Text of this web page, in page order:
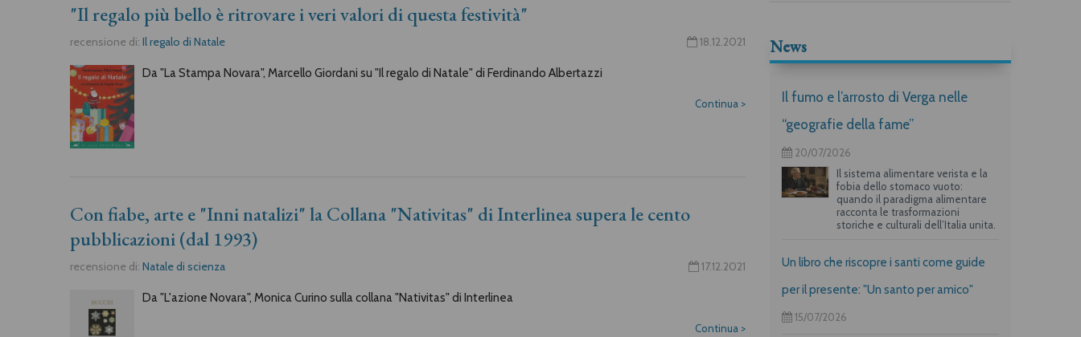
"Il regalo più bello è ritrovare i veri valori di questa festività"
recensione di: Il regalo di Natale 18.12.2021
Da "La Stampa Novara", Marcello Giordani su "Il regalo di Natale" di Ferdinando Albertazzi
Continua >
Con fiabe, arte e "Inni natalizi" la Collana "Nativitas" di Interlinea supera le cento
pubblicazioni (dal 1993)
recensione di: Natale di scienza 17.12.2021
Da "L'azione Novara", Monica Curino sulla collana "Nativitas" di Interlinea
Continua >
News
Il fumo e l’arrosto di Verga nelle
“geografie della fame”
20/07/2026
Il sistema alimentare verista e la
fobia dello stomaco vuoto:
quando il paradigma alimentare
racconta le trasformazioni
storiche e culturali dell’Italia unita.
Un libro che riscopre i santi come guide
per il presente: "Un santo per amico"
15/07/2026